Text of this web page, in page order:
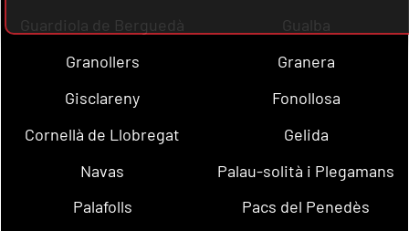
Guardiola de Berguedà
Gualba
Granollers
Granera
Gisclareny
Fonollosa
Cornellà de Llobregat
Gelida
Navas
Palau-solità i Plegamans
Palafolls
Pacs del Penedès